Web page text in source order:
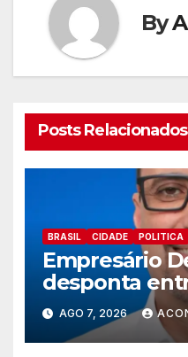
By
Posts Relacionados
BRASIL CIDADE POLITICA
Empresário
desponta
nomes do
deputado
AGO 7, 2026